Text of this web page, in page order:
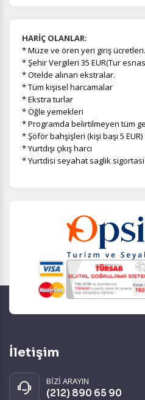
HARİÇ OLANLAR:
*Müze ve ören yeri giriş ücretleri.
*Şehir Vergileri 35 EUR(Tur
* Otelde alınan ekstralar.
* Tüm kişisel harcamalar
* Ekstra turlar
* Öğle yemekleri
* Programda belirtilmeyen tüm
* Şöför bahşişleri (kişi başı 5 EUR)
* Yurtdışı çıkış harcı
* Yurtdisi seyahat saglik sigortasi
İletişim
BİZİ ARAYIN
(212) 890 65 90